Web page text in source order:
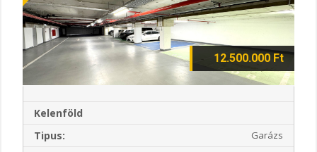
12.500.000 Ft
Kelenföld
Tipus:
Garázs